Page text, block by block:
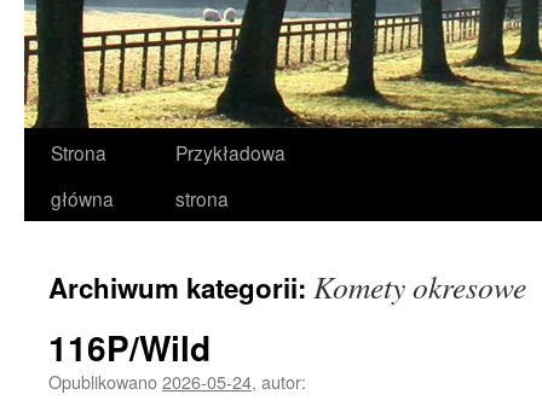
Strona
główna
Przykładowa
strona
Archiwum kategorii: Komety okresowe
116P/Wild
Opublikowano2026-05-24, autor: